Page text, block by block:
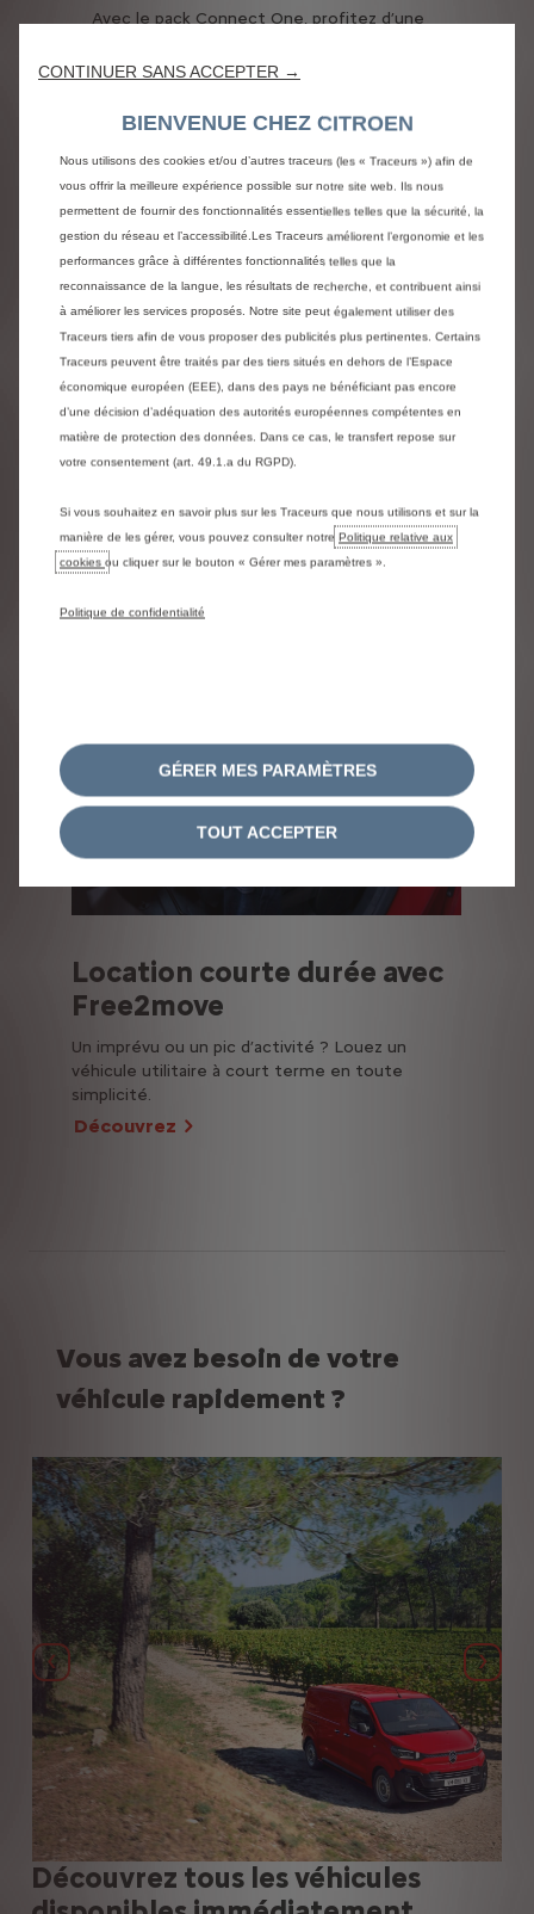
Avec le pack Connect One, profitez d’une
optimale.
simplifiées comme la maintenance
préventive Free2move ou le pack
Mobilisights pour une vision claire de l’usage
de vos véhicules.
Découvrez
Solutions de mobilité Rent &
Précédent
Location courte durée avec
Free2move
Un imprévu ou un pic d’activité ? Louez un
véhicule utilitaire à court terme en toute
simplicité.
Découvrez
Vous avez besoin de votre
véhicule rapidement ?
Précédent
Découvrez tous les véhicules
CONTINUER SANS ACCEPTER →
BIENVENUE CHEZ CITROEN
Nous utilisons des cookies et/ou d’autres traceurs (les « Traceurs ») afin de
vous offrir la meilleure expérience possible sur notre site web. Ils nous
permettent de fournir des fonctionnalités essentielles telles que la sécurité, la
gestion du réseau et l’accessibilité.Les Traceurs améliorent l’ergonomie et les
performances grâce à différentes fonctionnalités telles que la
reconnaissance de la langue, les résultats de recherche, et contribuent ainsi
à améliorer les services proposés. Notre site peut également utiliser des
Traceurs tiers afin de vous proposer des publicités plus pertinentes. Certains
Traceurs peuvent être traités par des tiers situés en dehors de l’Espace
économique européen (EEE), dans des pays ne bénéficiant pas encore
d’une décision d’adéquation des autorités européennes compétentes en
matière de protection des données. Dans ce cas, le transfert repose sur
votre consentement (art. 49.1.a du RGPD).
Si vous souhaitez en savoir plus sur les Traceurs que nous utilisons et sur la
manière de les gérer, vous pouvez consulter notre Politique relative aux
cookies ou cliquer sur le bouton « Gérer mes paramètres ».
Politique de confidentialité
GÉRER MES PARAMÈTRES
TOUT ACCEPTER